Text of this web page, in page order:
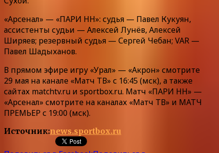
«Арсенал» — «ПАРИ НН»: судья — Павел Кукуян,
ассистенты судьи — Алексей Лунёв, Алексей
Ширяев; резервный судья — Сергей Чебан; VAR —
Павел Шадыханов.
В прямом эфире игру «Урал» — «Акрон» смотрите
29 мая на канале «Матч ТВ» с 16:45 (мск), а также
сайтах matchtv.ru и sportbox.ru. Матч «ПАРИ НН» —
«Арсенал» смотрите на каналах «Матч ТВ» и МАТЧ
ПРЕМЬЕР с 19:00 (мск).
Источник:news.sportbox.ru